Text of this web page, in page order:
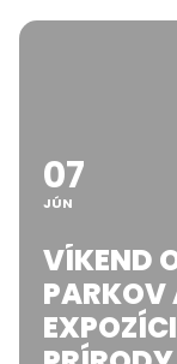
07
JÚN
VÍKEND
PARKOV